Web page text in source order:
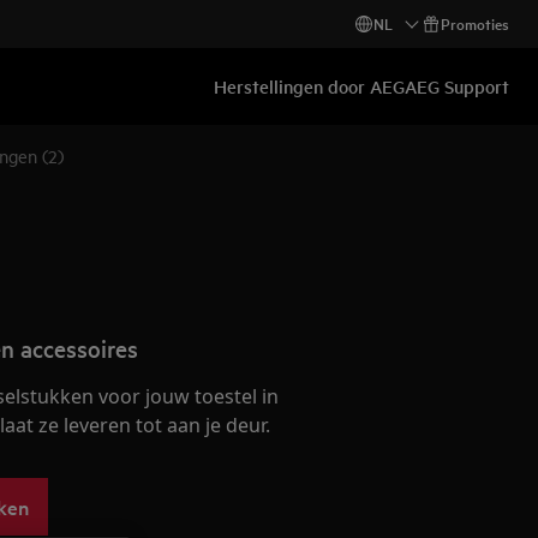
NL Promoties
Herstellingen door AEGAEG Support
(2)
accessoires
voor jouw toestel in
ze leveren tot aan je deur.